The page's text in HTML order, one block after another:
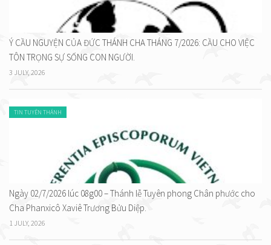
Ý CẦU NGUYỆN CỦA ĐỨC THÁNH CHA THÁNG 7/2026: CẦU CHO VIỆC
TÔN TRỌNG SỰ SỐNG CON NGƯỜI.
3 JULY, 2026
TIN TUYÊN THÁNH
Ngày 02/7/2026 lúc 08g00 – Thánh lễ Tuyên phong Chân phước cho
Cha Phanxicô Xaviê Trương Bửu Diệp.
1 JULY, 2026